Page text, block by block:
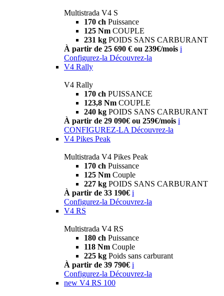
Multistrada V4 S
170 ch Puissance
125 Nm COUPLE
231 kg POIDS SANS CARBURANT
À partir de 25 690 € ou 239€/mois i
Configurez-la Découvrez-la
V4 Rally
V4 Rally
170 ch PUISSANCE
123,8 Nm COUPLE
240 kg POIDS SANS CARBURANT
À partir de 29 090€ ou 259€/mois i
CONFIGUREZ-LA Découvrez-la
V4 Pikes Peak
Multistrada V4 Pikes Peak
170 ch Puissance
125 Nm Couple
227 kg POIDS SANS CARBURANT
À partir de 33 190€ i
Configurez-la Découvrez-la
V4 RS
Multistrada V4 RS
180 ch Puissance
118 Nm Couple
225 kg Poids sans carburant
À partir de 39 790€ i
Configurez-la Découvrez-la
new V4 RS 100